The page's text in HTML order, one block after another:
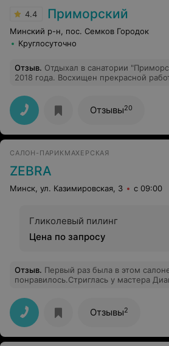
4.4 Приморский
Минский р-н, пос. Семков Городок
Круглосуточно
Отзыв. Отдыхал в санатории
2018 года. Восхищен прекрасной
администраторов. Индивидуальный
отдыхающему, точное назначение
Огромные слова благодарности
ресторана- за превосходное питание
меню. А вечерний досуг превращался
Отзывы20
САЛОН-ПАРИКМАХЕРСКАЯ
ZEBRA
Минск, ул. Казимировская, 3 с 09:00
Гликолевый пилинг
Цена по запросу
Отзыв. Первый раз была в этом
понравилось.Стриглась у мастера Дианы.Не знала, что
Стрижка получилась очень классной и
Кардинально поменяла свой
к Вам чаще. Спасибо!
Отзывы2